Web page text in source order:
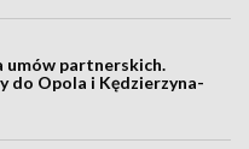
umów partnerskich.
do Opola i Kędzierzyna-